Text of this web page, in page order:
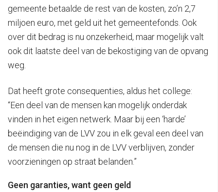
gemeente betaalde de rest van de kosten, zo’n 2,7
miljoen euro, met geld uit het gemeentefonds. Ook
over dit bedrag is nu onzekerheid, maar mogelijk valt
ook dit laatste deel van de bekostiging van de opvang
weg.
Dat heeft grote consequenties, aldus het college:
“Een deel van de mensen kan mogelijk onderdak
vinden in het eigen netwerk. Maar bij een ‘harde’
beëindiging van de LVV zou in elk geval een deel van
de mensen die nu nog in de LVV verblijven, zonder
voorzieningen op straat belanden.”
Geen garanties, want geen geld